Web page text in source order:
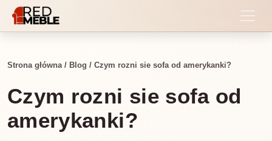
Strona główna/ Blog / Czym rozni sie sofa od amerykanki?
Czym rozni sie sofa od
amerykanki?